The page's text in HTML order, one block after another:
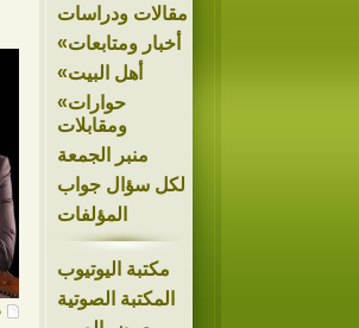
مقالات ودراسات
»أخبار ومتابعات
»أهل البيت
»حوارات
ومقابلات
منبر الجمعة
لكل سؤال جواب
المؤلفات
مكتبة اليوتيوب
المكتبة الصوتية